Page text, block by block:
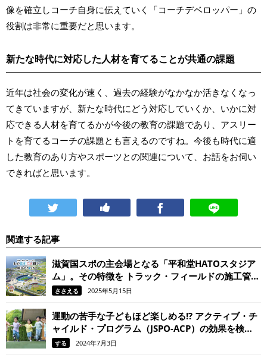
像を確立しコーチ自身に伝えていく「コーチデベロッパー」の
役割は非常に重要だと思います。
新たな時代に対応した人材を育てることが共通の課題
近年は社会の変化が速く、過去の経験がなかなか活きなくなっ
てきていますが、新たな時代にどう対応していくか、いかに対
応できる人材を育てるかが今後の教育の課題であり、アスリー
トを育てるコーチの課題とも言えるのですね。今後も時代に適
した教育のあり方やスポーツとの関連について、お話をお伺い
できればと思います。
関連する記事
滋賀国スポの主会場となる「平和堂HATOスタジア
ム」。その特徴を トラック・フィールドの施工管理
でスポーツをささえる日本体育施設の担当者に聞き
ささえる 2025年5月15日
運動の苦手な子どもほど楽しめる!? アクティブ・チ
ャイルド・プログラム（JSPO-ACP）の効果を検
証！
する 2024年7月3日